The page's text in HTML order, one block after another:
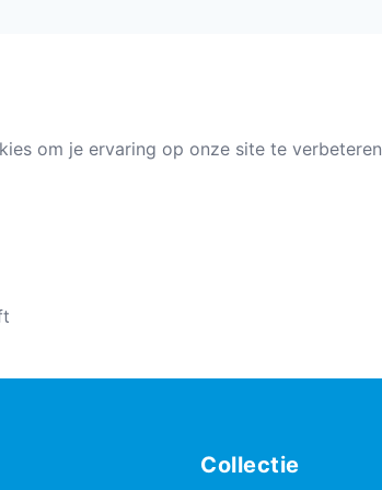
om je ervaring op onze site te verbeteren
Collectie